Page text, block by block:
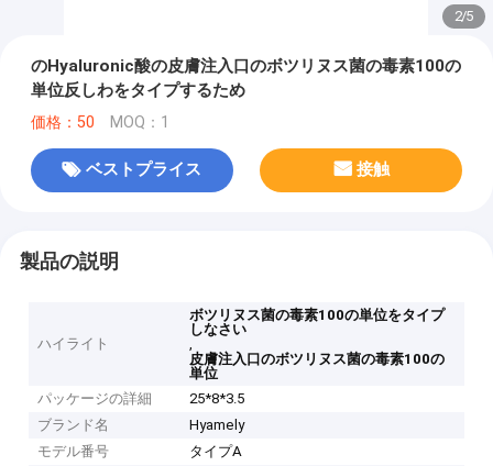
2/5
のHyaluronic酸の皮膚注入口のボツリヌス菌の毒素100の
単位反しわをタイプするため
価格：50 MOQ：1
ベストプライス 接触
製品の説明
ハイライト
ボツリヌス菌の毒素100の単位をタイプ
しなさい
,
皮膚注入口のボツリヌス菌の毒素100の
単位
パッケージの詳細
25*8*3.5
ブランド名
Hyamely
モデル番号
タイプA